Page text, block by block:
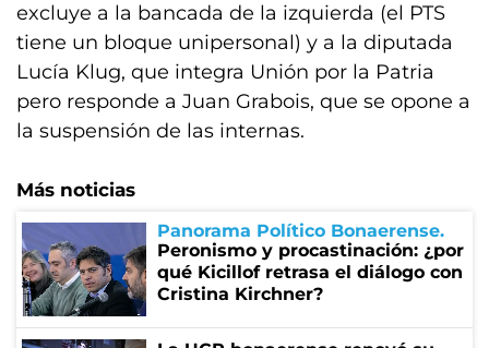
excluye a la bancada de la izquierda (el PTS
tiene un bloque unipersonal) y a la diputada
Lucía Klug, que integra Unión por la Patria
pero responde a Juan Grabois, que se opone a
la suspensión de las internas.
Más noticias
Panorama Político Bonaerense
Peronismo y procastinación: ¿por
qué Kicillof retrasa el diálogo con
Cristina Kirchner?